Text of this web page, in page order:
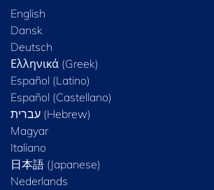
English
Dansk
Deutsch
Ελληνικά (Greek)
Español (Latino)
Español (Castellano)
Magyar
Italiano
日本語 (Japanese)
Nederlands